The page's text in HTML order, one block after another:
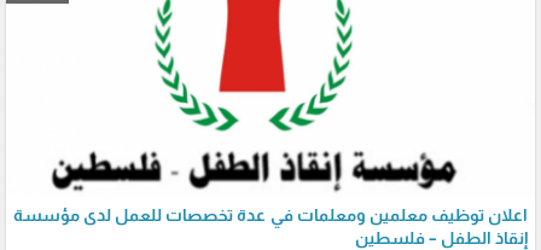
اعلان توظيف معلمين ومعلمات في عدة تخصصات للعمل لدى مؤسسة
إنقاذ الطفل – فلسطين